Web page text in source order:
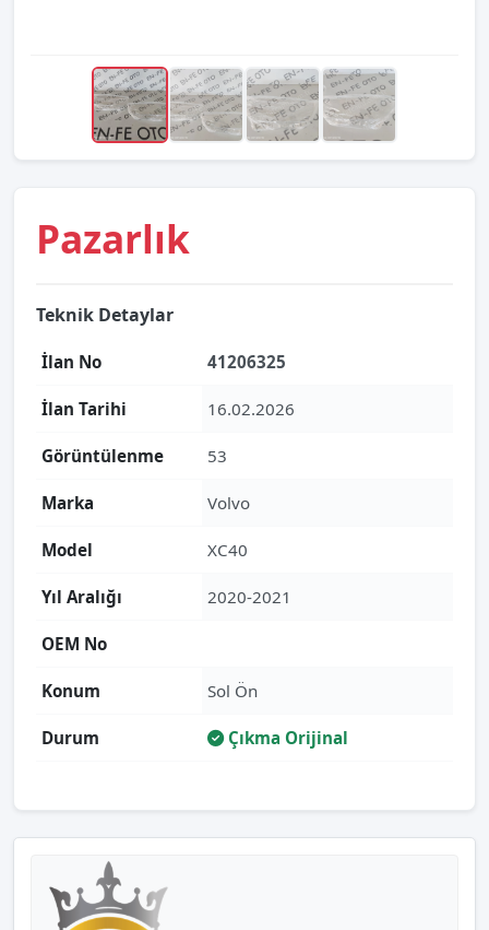
Pazarlık
Teknik Detaylar
İlan No 41206325
İlan Tarihi 16.02.2026
Görüntülenme 53
Marka Volvo
Model XC40
Yıl Aralığı 2020-2021
OEM No
Konum Sol Ön
Durum Çıkma Orijinal